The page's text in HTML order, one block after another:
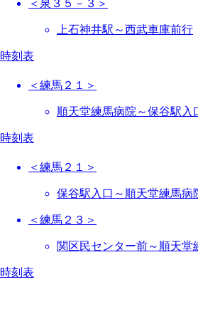
＜泉３５－３＞
上石神井駅～西武車庫前行
時刻表
＜練馬２１＞
順天堂練馬病院～保谷駅入
時刻表
＜練馬２１＞
保谷駅入口～順天堂練馬病
＜練馬２３＞
関区民センター前～順天堂
時刻表